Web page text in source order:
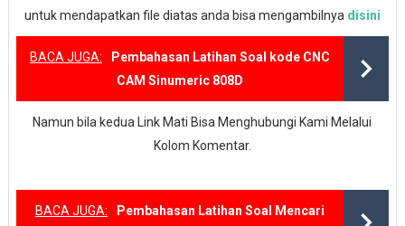
untuk mendapatkan file diatas anda bisa mengambilnya disini
BACA JUGA:
Pembahasan Latihan Soal kode CNC
CAM Sinumeric 808D
Namun bila kedua Link Mati Bisa Menghubungi Kami Melalui
Kolom Komentar.
BACA JUGA:
Pembahasan Latihan Soal Mencari